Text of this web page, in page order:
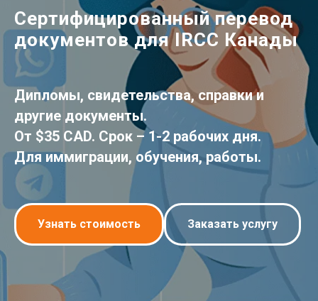
Сертифицированный перевод
документов для IRCC Канады
Дипломы, свидетельства, справки и
другие документы.
От $35 CAD. Срок – 1-2 рабочих дня.
Для иммиграции, обучения, работы.
Узнать стоимость Заказать услугу